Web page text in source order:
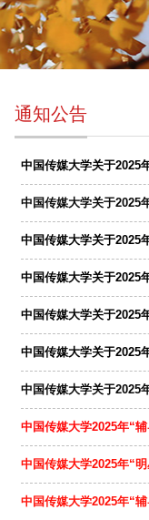
通知公告
中国传媒大学关于2025
中国传媒大学关于2025
中国传媒大学关于2025
中国传媒大学关于2025
中国传媒大学关于2025
中国传媒大学关于2025
中国传媒大学关于2025
中国传媒大学2025年“
中国传媒大学2025年“
中国传媒大学2025年“